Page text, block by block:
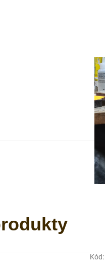
Kód: